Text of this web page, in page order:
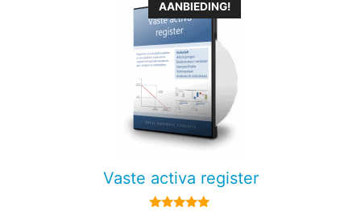
AANBIEDING!
Vaste activa register